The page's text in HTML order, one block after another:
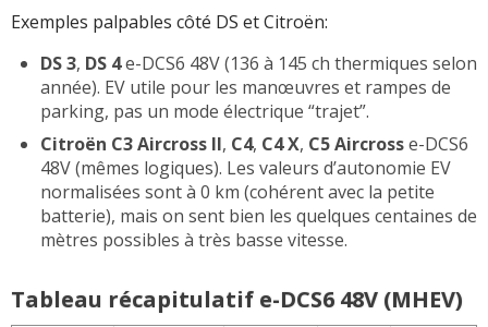
Exemples palpables côté DS et Citroën:
DS 3, DS 4e-DCS6 48V (136 à 145 ch thermiques selon
année). EV utile pour les manœuvres et rampes de
parking, pas un mode électrique “trajet”.
Citroën C3 Aircross II, C4, C4 X, C5 Aircrosse-DCS6
48V (mêmes logiques). Les valeurs d’autonomie EV
normalisées sont à 0 km (cohérent avec la petite
batterie), mais on sent bien les quelques centaines de
mètres possibles à très basse vitesse.
Tableau récapitulatif e-DCS6 48V (MHEV)